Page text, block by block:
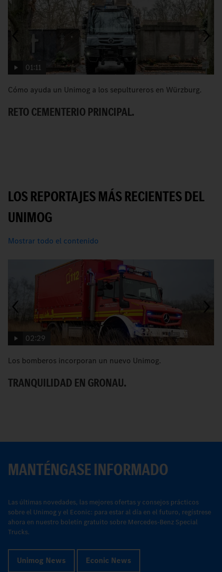
01:11
Cómo ayuda un Unimog a los sepultureros en Würzburg.
RETO CEMENTERIO PRINCIPAL.
LOS REPORTAJES MÁS RECIENTES DEL
UNIMOG
Mostrar todo el contenido
02:29
Los bomberos incorporan un nuevo Unimog.
TRANQUILIDAD EN GRONAU.
MANTÉNGASE INFORMADO
Las últimas novedades, las mejores ofertas y consejos prácticos
sobre el Unimog y el Econic: para estar al día en el futuro, regístrese
ahora en nuestro boletín gratuito sobre Mercedes-Benz Special
Trucks.
Unimog News Econic News